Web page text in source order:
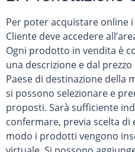
Per poter acquistare online
Cliente deve accedere
Ogni prodotto in vendita è
una descrizione e dal
Paese di destinazione della
si possono selezionare e
proposti. Sarà sufficiente
confermare, previa scelta
modo i prodotti vengono